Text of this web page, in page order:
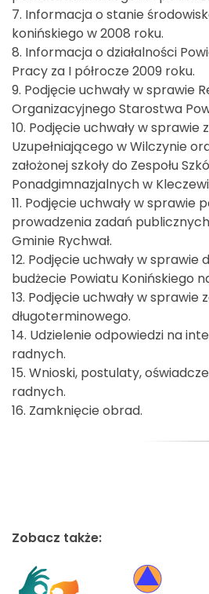
7. Informacja o stanie
konińskiego w 2008 roku.
8. Informacja o działalności
Pracy za I półrocze 2009 roku.
9. Podjęcie uchwały w sprawie
Organizacyjnego Starostwa
10. Podjęcie uchwały w sprawie
Uzupełniającego w Wilczynie
założonej szkoły do Zespołu
Ponadgimnazjalnych w
11. Podjęcie uchwały w sprawie
prowadzenia zadań
Gminie Rychwał.
12. Podjęcie uchwały w sprawie
budżecie Powiatu Konińskiego
13. Podjęcie uchwały w
długoterminowego.
14. Udzielenie odpowiedzi na
radnych.
15. Wnioski, postulaty,
radnych.
16. Zamknięcie obrad.
Zobacz także: